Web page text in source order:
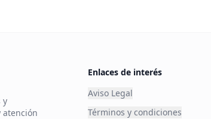
y
atención
Enlaces de interés
Aviso Legal
Términos y condiciones